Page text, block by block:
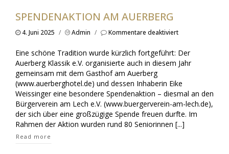
SPENDENAKTION AM AUERBERG
4. Juni 2025 / Admin / Kommentare deaktiviertfür
am
Auerberg
Eine schöne Tradition wurde kürzlich fortgeführt: Der
Auerberg Klassik e.V. organisierte auch in diesem Jahr
gemeinsam mit dem Gasthof am Auerberg
(www.auerberghotel.de) und dessen Inhaberin Eike
Weissinger eine besondere Spendenaktion – diesmal an den
Bürgerverein am Lech e.V. (www.buergerverein-am-lech.de),
der sich über eine großzügige Spende freuen durfte. Im
Rahmen der Aktion wurden rund 80 Seniorinnen [...]
Read more